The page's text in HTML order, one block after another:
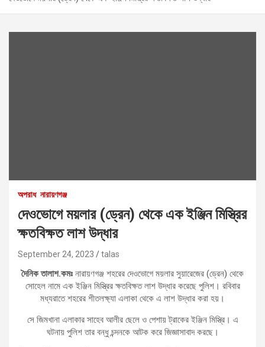
অপরাধ নারায়ণগঞ্জ
দেওভোগে ময়লার (ড্রেন) থেকে এক ইঞ্জিন মিস্ত্রির
ক্ষতবিক্ষত লাশ উদ্ধার
September 24, 2023 talas
দৈনিক তালাশ.কমঃ নারায়ণগঞ্জ শহরের দেওভোগে ময়লার সুয়ারেজের (ড্রেন) থেকে
সোহেল নামে এক ইঞ্জিন মিস্ত্রির ক্ষতবিক্ষত লাশ উদ্ধার করেছে পুলিশ। রবিবার
মধ্যরাতে শহরের শীতলক্ষ্যা এলাকা থেকে এ লাশ উদ্ধার করা হয়।
সে জিমখানা এলাকার সাহেব আলীর ছেলে ও পেশায় ট্রাকের ইঞ্জিন মিস্ত্রি। এ
ঘটনায় পুলিশ তার বন্ধু চন্দনকে আটক করে জিজ্ঞাসাবাদ করছে।